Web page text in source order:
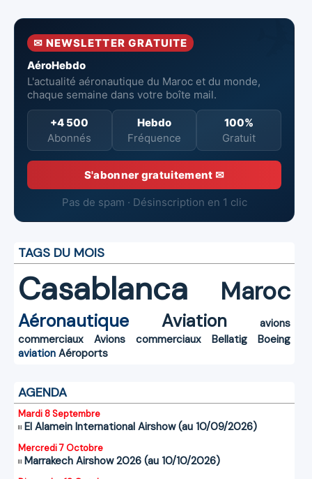
incendie
la surveillance
aériennes.
neufs à Royal Air
✉ NEWSLETTER GRATUITE
AéroHebdo
L'actualité aéronautique du Maroc et du monde,
chaque semaine dans votre boîte mail.
+4 500
Abonnés
Hebdo
Fréquence
100%
Gratuit
S'abonner gratuitement ✉
Pas de spam · Désinscription en 1 clic
TAGS DU MOIS
Casablanca Maroc
Aéronautique Aviation
avions
commerciaux
Avions commerciaux Bellatig
Boeing
aviation Aéroports
AGENDA
Mardi 8 Septembre
El Alamein International Airshow (au 10/09/2026)
Mercredi 7 Octobre
Marrakech Airshow 2026 (au 10/10/2026)